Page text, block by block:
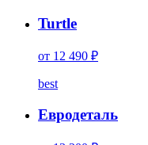
Turtle
от 12 490 ₽
best
Евродеталь